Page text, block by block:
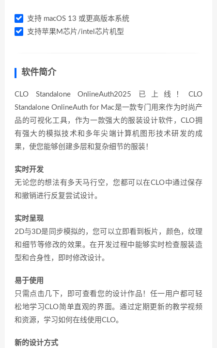
支持 macOS 13 或更高版本系统
支持苹果M芯片/intel芯片机型
软件简介
CLO Standalone OnlineAuth2025 已上线！CLO
Standalone OnlineAuth for Mac是一款专门用来作为时尚产
品的可视化工具，作为一款强大的服装设计软件，CLO拥
有强大的模拟技术和多年尖端计算机图形技术研发的成
果，使您能够创建多层和复杂细节的服装！
实时开发
无论您的想法有多天马行空，您都可以在CLO中通过保存
和撤销进行反复尝试设计。
实时呈现
2D与3D是同步模拟的，您可以立即看到板片，颜色，纹理
和细节等修改的效果。在开发过程中能够实时检查服装造
型和合身性，即时修改设计。
易于使用
只需点击几下，即可查看您的设计作品！任一用户都可轻
松地学习CLO简单直观的界面。通过定期更新的教学视频
和资源，学习如何在线使用CLO。
新的设计方式